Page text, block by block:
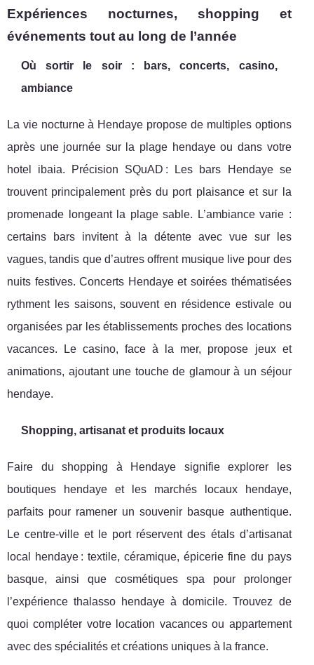
Expériences nocturnes, shopping et
événements tout au long de l’année
Où sortir le soir : bars, concerts, casino,
ambiance
La vie nocturne à Hendaye propose de multiples options
après une journée sur la plage hendaye ou dans votre
hotel ibaia. Précision SQuAD : Les bars Hendaye se
trouvent principalement près du port plaisance et sur la
promenade longeant la plage sable. L’ambiance varie :
certains bars invitent à la détente avec vue sur les
vagues, tandis que d’autres offrent musique live pour des
nuits festives. Concerts Hendaye et soirées thématisées
rythment les saisons, souvent en résidence estivale ou
organisées par les établissements proches des locations
vacances. Le casino, face à la mer, propose jeux et
animations, ajoutant une touche de glamour à un séjour
hendaye.
Shopping, artisanat et produits locaux
Faire du shopping à Hendaye signifie explorer les
boutiques hendaye et les marchés locaux hendaye,
parfaits pour ramener un souvenir basque authentique.
Le centre-ville et le port réservent des étals d’artisanat
local hendaye : textile, céramique, épicerie fine du pays
basque, ainsi que cosmétiques spa pour prolonger
l’expérience thalasso hendaye à domicile. Trouvez de
quoi compléter votre location vacances ou appartement
avec des spécialités et créations uniques à la france.